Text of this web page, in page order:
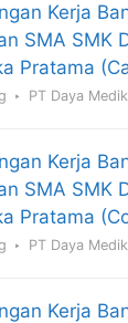
Kerja
SMA SMK
Pratama
PT Daya
Kerja
SMA SMK
Pratama
PT Daya
Kerja